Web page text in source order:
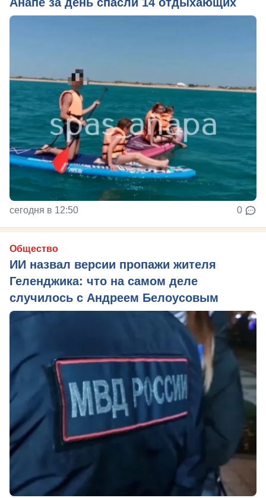
сегодня в 12:50 0
Общество
ИИ назвал версии пропажи жителя
Геленджика: что на самом деле
случилось с Андреем Белоусовым